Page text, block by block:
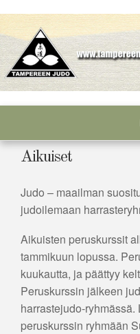
content
Aikuiset
Judo – maailman
judoilemaan
Aikuisten peruskurssit
tammikuun lopussa.
kuukautta, ja päättyy
Peruskurssin jälkeen
harrastejudo-
peruskurssin ryhmään